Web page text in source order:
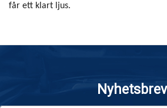
får ett klart ljus.
Nyhetsbrev